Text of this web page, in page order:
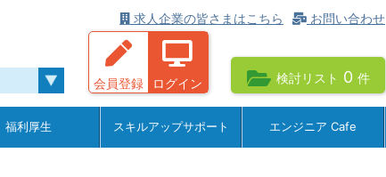
お問い合わせ
求人企業の皆さまはこちら
会員登録 ログイン 検討リスト 0 件
福利厚生 スキルアップサポート エンジニア Cafe